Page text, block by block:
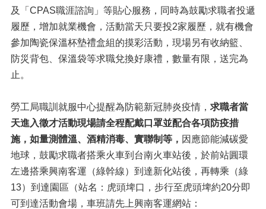
及「CPAS職涯諮詢」等貼心服務，同時為鼓勵求職者投遞
履歷，增加就業機會，活動當天只要投2家履歷，就有機會
參加陶瓷保溫杯墊禮盒組的摸彩活動，現場另有收納籃、
防災背包、保溫袋等求職兌換好康禮，數量有限，送完為
止。
勞工局職訓就服中心提醒為防範新冠肺炎疫情， 求職者當
天進入徵才活動現場請全程配戴口罩並配合各項防疫措
施，如量測體溫、酒精消毒、實聯制等， 因應節能減碳愛
地球，鼓勵求職者搭乘火車到台南火車站後，於前站圓環
左邊搭乘興南客運（綠幹線）到達新化站後，再轉乘（綠
13）到達園區（站名：虎頭埤口，步行至虎頭埤約20分即
可到達活動會場，車班請先上興南客運網站：